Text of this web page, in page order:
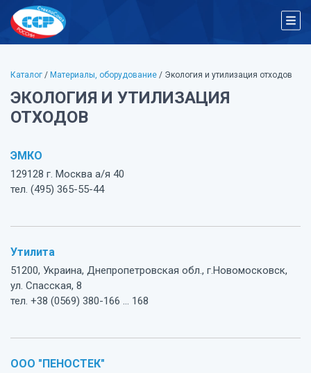
Каталог / Материалы, оборудование / Экология и утилизация отходов
ЭКОЛОГИЯ И УТИЛИЗАЦИЯ
ОТХОДОВ
ЭМКО
129128 г. Москва а/я 40
тел. (495) 365-55-44
Утилита
51200, Украина, Днепропетровская обл., г.Новомосковск,
ул. Спасская, 8
тел. +38 (0569) 380-166 ... 168
ООО "ПЕНОСТЕК"